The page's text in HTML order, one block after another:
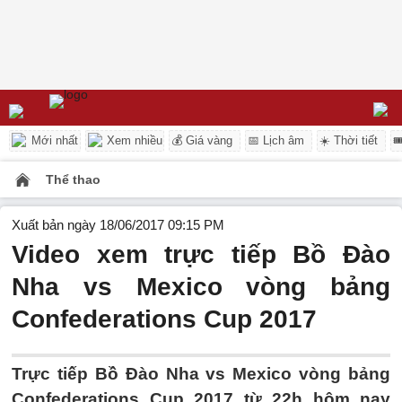
Mới nhất Xem nhiều 💰 Giá vàng 📅 Lịch âm ☀️ Thời tiết
Thể thao
Xuất bản ngày 18/06/2017 09:15 PM
Video xem trực tiếp Bồ Đào
Nha vs Mexico vòng bảng
Confederations Cup 2017
Trực tiếp Bồ Đào Nha vs Mexico vòng bảng